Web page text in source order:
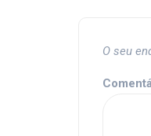
O seu